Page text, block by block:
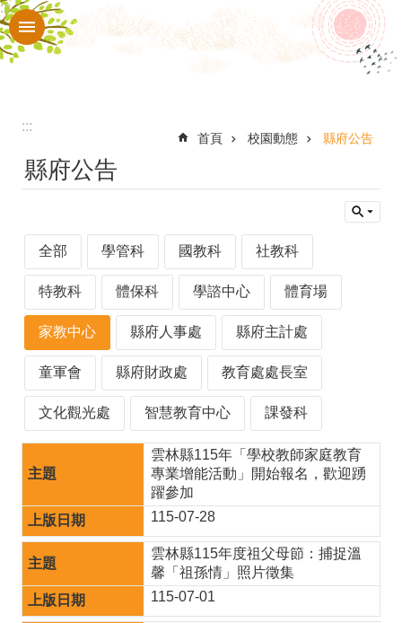
跳到主要內容區塊
進
校
成
宣
導
:::
:::
首頁 校園動態 縣府公告
縣府公告
全部 學管科 國教科 社教科
特教科 體保科 學諮中心 體育場
家教中心 縣府人事處 縣府主計處
童軍會 縣府財政處 教育處處長室
文化觀光處 智慧教育中心 課發科
雲林縣115年「學校教師家庭教育
專業增能活動」開始報名，歡迎踴
躍參加
115-07-28
雲林縣115年度祖父母節：捕捉溫
馨「祖孫情」照片徵集
115-07-01